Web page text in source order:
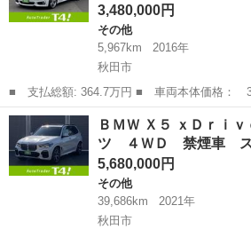
3,480,000円
その他
5,967km
2016年
秋田市
■ 支払総額: 364.7万円 ■ 車両本体価格： 3,480,000 円 ■ メーカ
ー名： ＢＭＷ ■ 車種名： ４シリーズ ■
ｉカブリオレ Ｍスポーツ 走行５千キロ
煙車 Ｂ...
秋田 秋田市
ＢＭＷ Ｘ５ ｘＤｒｉ
ツ ４ＷＤ 禁煙車 ス
5,680,000円
その他
39,686km
2021年
秋田市